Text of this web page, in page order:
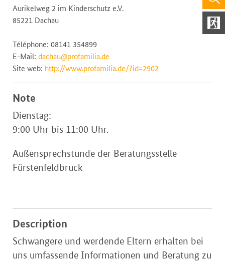
Aurikelweg 2 im Kinderschutz e.V.
85221 Dachau
Téléphone: 08141 354899
E-Mail: dachau@profamilia.de
Site web: http://www.profamilia.de/?id=2902
Note
Dienstag:
9:00 Uhr bis 11:00 Uhr.
Außensprechstunde der Beratungsstelle
Fürstenfeldbruck
Description
Schwangere und werdende Eltern erhalten bei
uns umfassende Informationen und Beratung zu